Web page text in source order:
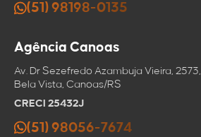
(51) 98198-0135
Agência Canoas
Av. Dr Sezefredo Azambuja Vieira, 2573,
Bela Vista, Canoas/RS
CRECI 25432J
(51) 98056-7674